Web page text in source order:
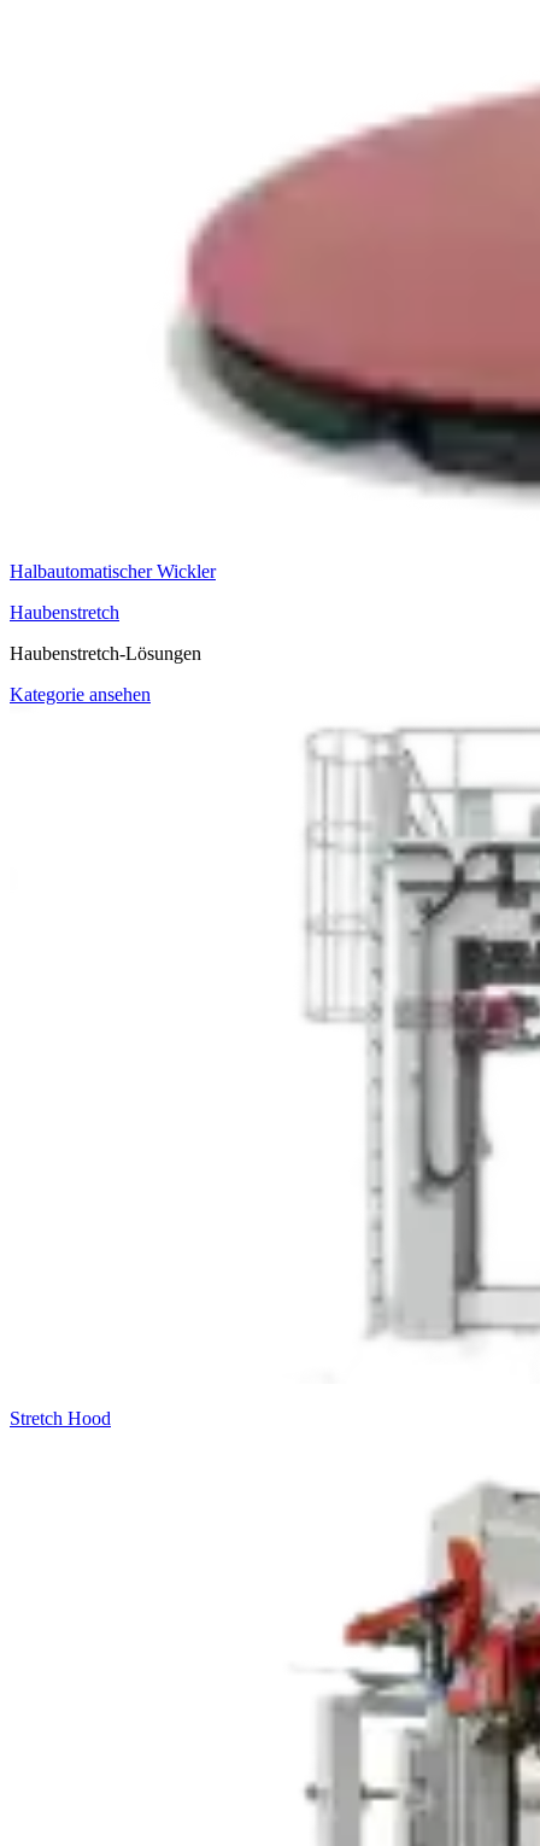
Halbautomatischer Wickler
Haubenstretch
Haubenstretch-Lösungen
Kategorie ansehen
Stretch Hood